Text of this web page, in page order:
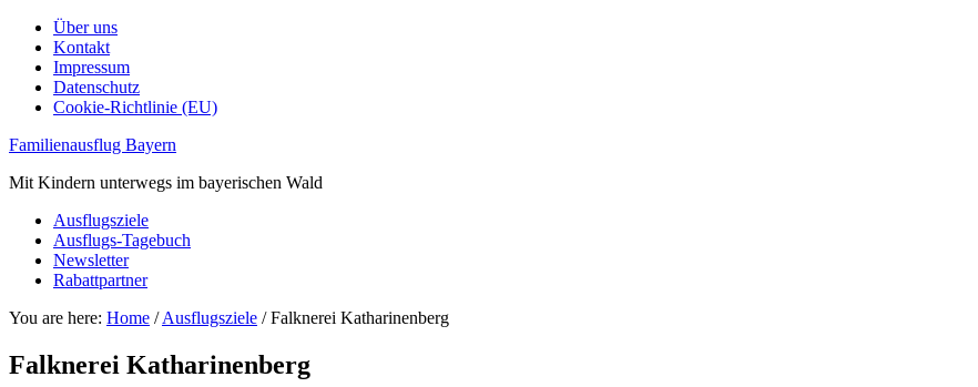
Über uns
Kontakt
Impressum
Datenschutz
Cookie-Richtlinie (EU)
Familienausflug Bayern
Mit Kindern unterwegs im bayerischen Wald
Ausflugsziele
Ausflugs-Tagebuch
Newsletter
Rabattpartner
You are here: Home / Ausflugsziele /Falknerei Katharinenberg
Falknerei Katharinenberg